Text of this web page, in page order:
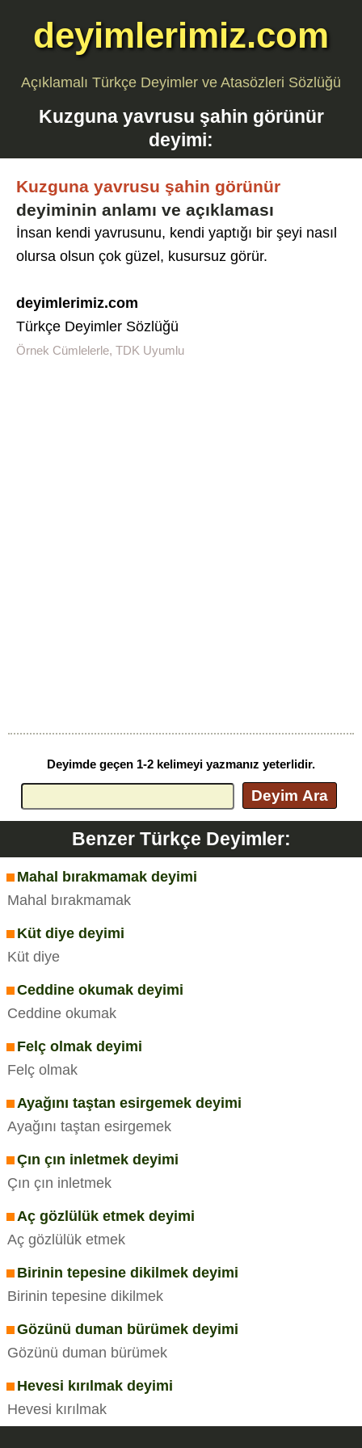
deyimlerimiz.com
Açıklamalı Türkçe Deyimler ve Atasözleri Sözlüğü
Kuzguna yavrusu şahin görünür
deyimi:
Kuzguna yavrusu şahin görünür
deyiminin anlamı ve açıklaması
İnsan kendi yavrusunu, kendi yaptığı bir şeyi nasıl
olursa olsun çok güzel, kusursuz görür.
deyimlerimiz.com
Türkçe Deyimler Sözlüğü
Örnek Cümlelerle, TDK Uyumlu
Deyimde geçen 1-2 kelimeyi yazmanız yeterlidir.
Deyim Ara
Benzer Türkçe Deyimler:
Mahal bırakmamak deyimi
Mahal bırakmamak
Küt diye deyimi
Küt diye
Ceddine okumak deyimi
Ceddine okumak
Felç olmak deyimi
Felç olmak
Ayağını taştan esirgemek deyimi
Ayağını taştan esirgemek
Çın çın inletmek deyimi
Çın çın inletmek
Aç gözlülük etmek deyimi
Aç gözlülük etmek
Birinin tepesine dikilmek deyimi
Birinin tepesine dikilmek
Gözünü duman bürümek deyimi
Gözünü duman bürümek
Hevesi kırılmak deyimi
Hevesi kırılmak